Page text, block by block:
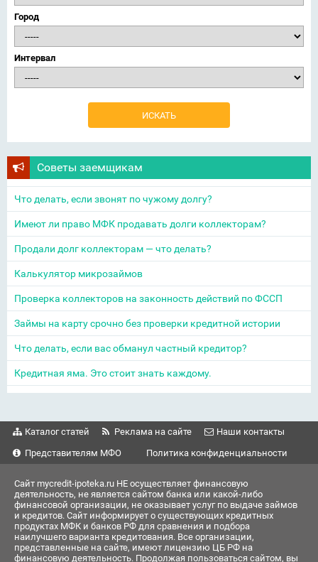
Город
Интервал
Советы заемщикам
Что делать, если звонят по чужому долгу?
Имеют ли право МФК продавать долги коллекторам?
Продали долг коллекторам — что делать?
Калькулятор микрозаймов
Проверка коллекторов на законность действий по ФССП
Займы на карту срочно без проверки кредитной истории
Что делать, если вас обманул частный кредитор?
Кредитная яма. Это стоит знать каждому.
Каталог статей Реклама на сайте
Наши контакты
Представителям МФО
Политика конфиденциальности
Сайт mycredit-ipoteka.ru НЕ осуществляет финансовую
деятельность, не является сайтом банка или какой-либо
финансовой организации, не оказывает услуг по выдаче займов
и кредитов. Сайт информирует о существующих кредитных
продуктах МФК и банков РФ для сравнения и подбора
наилучшего варианта кредитования. Все организации,
представленные на сайте, имеют лицензию ЦБ РФ на
финансовую деятельность. Продолжая пользоваться сайтом, вы